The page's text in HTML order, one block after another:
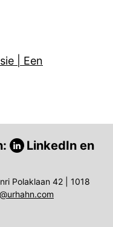
| Een
LinkedIn en
Polaklaan 42 | 1018